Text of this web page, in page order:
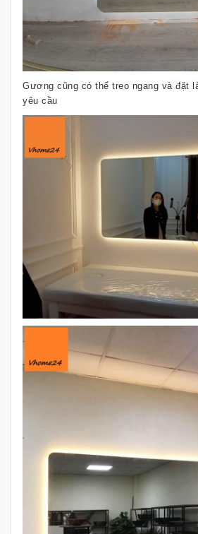
Gương cũng có thể treo ngang và đặt
yêu cầu